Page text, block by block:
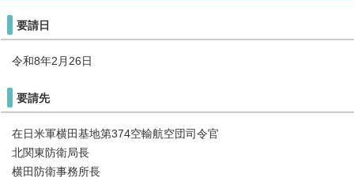
要請日
令和8年2月26日
要請先
在日米軍横田基地第374空輸航空団司令官
北関東防衛局長
横田防衛事務所長